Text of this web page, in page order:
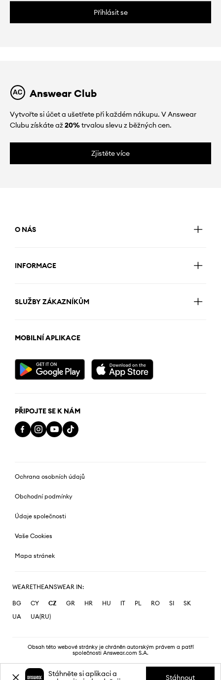
Přihlásit se
Answear Club
Vytvořte si účet a ušetřete při každém nákupu. V Answear
Clubu získáte až20%trvalou slevu z běžných cen.
Zjistěte více
O NÁS
INFORMACE
SLUŽBY ZÁKAZNÍKŮM
MOBILNÍ APLIKACE
PŘIPOJTE SE K NÁM
Ochrana osobních údajů
Obchodní podmínky
Údaje společnosti
Vaše Cookies
Mapa stránek
WEARETHEANSWEAR IN:
BG CY CZ GR HR HU IT PL RO SI
SK
UA
UA(RU)
Obsah této webové stránky je chráněn autorským právem a patří
společnosti Answear.com S.A.
Stáhněte si aplikaci a
Stáhnout